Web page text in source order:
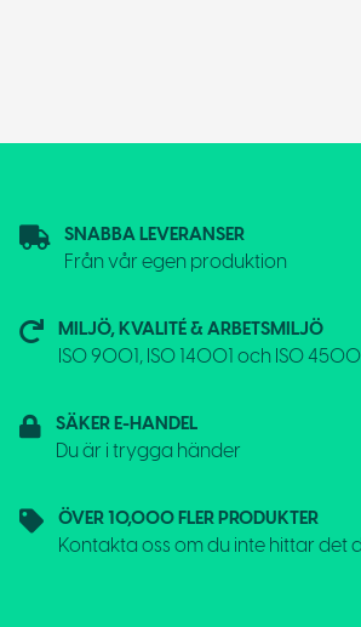
SNABBA LEVERANSER
Från vår egen produktion
MILJÖ, KVALITÉ & ARBETSMILJÖ
ISO 9001, ISO 14001 och ISO
SÄKER E-HANDEL
Du är i trygga händer
ÖVER 10,000 FLER PRODUKTER
Kontakta oss om du inte hittar det